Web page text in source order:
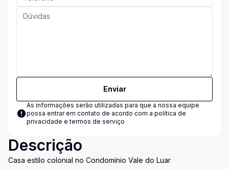
Enviar
As informações serão utilizadas para que a nossa equipe
possa entrar em contato de acordo com a política de
privacidade e termos de serviço
Descrição
Casa estilo colonial no Condomínio Vale do Luar